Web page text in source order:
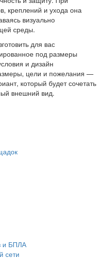
креплений и ухода она
визуально
среды.
для вас
под размеры
и дизайн
цели и пожелания —
который будет сочетать
внешний вид.
и БПЛА
сети